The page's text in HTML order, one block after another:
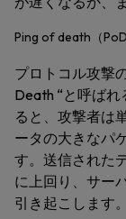
Ping of death（PoD
プロトコル攻撃
Death “と呼ば
ると、攻撃者は
ータの大きなパ
す。送信された
に上回り、サー
引き起こします。